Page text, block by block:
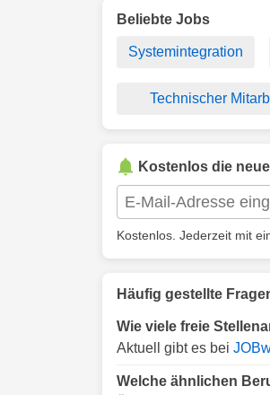
Beliebte Jobs
Systemintegration
Technischer
Kostenlos die
Kostenlos. Jederzeit mit
Häufig gestellte
Wie viele freie
Aktuell gibt es bei
Welche ähnlichen